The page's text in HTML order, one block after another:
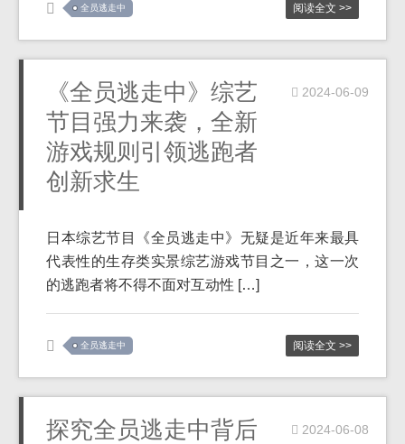
全员逃走中 阅读全文 >>
《全员逃走中》综艺
节目强力来袭，全新
游戏规则引领逃跑者
创新求生
2024-06-09
日本综艺节目《全员逃走中》无疑是近年来最具
代表性的生存类实景综艺游戏节目之一，这一次
的逃跑者将不得不面对互动性 […]
全员逃走中 阅读全文 >>
探究全员逃走中背后
2024-06-08